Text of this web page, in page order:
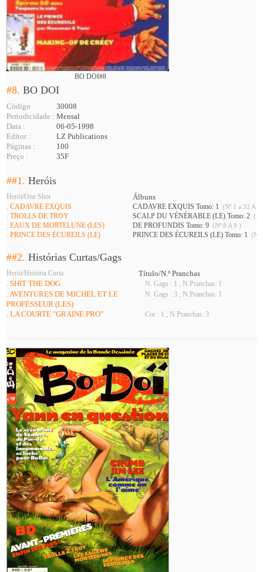
BO DOI#8
#8.BO DOI
Código
30008
Periodicidade : Mensal
Data :
06-05-1998
Editor :
LZ Publications
Páginas :
100
Preço :
35F
##1.Heróis
Herói/One Shot Álbuns
. CADAVRE EXQUIS CADAVRE EXQUIS Tomo: 1 (Nº 1 a 32 A
. TROLLS DE TROY SCALP DU VÉNÉRABLE (LE) Tomo: 2
. EAUX DE MORTELUNE (LES) DE PROFUNDIS Tomo: 9 (Nº 8 A 9 )
. PRINCE DES ÉCUREILS (LE) PRINCE DES ÉCUREILS (LE) Tomo: 1 (Nº
##2.Histórias Curtas/Gags
Herói/História Curta
Título/N.º Pranchas
. SHIT THE DOG
N. Gags : 1 ; N.Pranchas: 1
. AVENTURES DE MICHEL ET LE
PROFESSEUR (LES)
N. Gags : 3 ; N.Pranchas: 1
. LA COURTE "GRAINE PRO" Cor : 1 ; N.Pranchas: 3